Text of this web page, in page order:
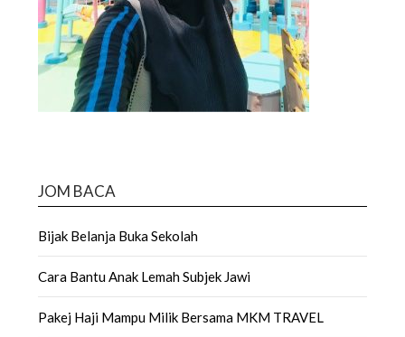
JOM BACA
Bijak Belanja Buka Sekolah
Cara Bantu Anak Lemah Subjek Jawi
Pakej Haji Mampu Milik Bersama MKM TRAVEL